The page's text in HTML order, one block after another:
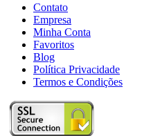
Contato
Empresa
Minha Conta
Favoritos
Blog
Política Privacidade
Termos e Condições